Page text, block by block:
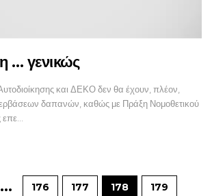
… γενικώς
και ΔΕΚΟ δεν θα έχουν, πλέον,
δαπανών, καθώς με Πράξη Νομοθετικού
… 176 177 178
179